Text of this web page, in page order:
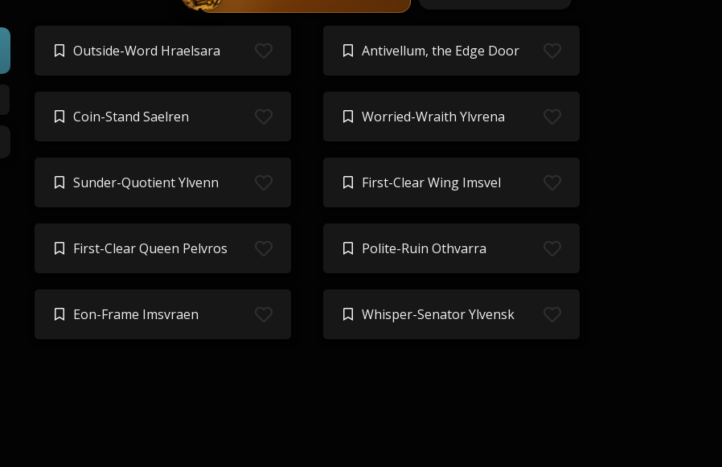
Outside-Word Hraelsara Antivellum, the Edge Door
Coin-Stand Saelren Worried-Wraith Ylvrena
Sunder-Quotient Ylvenn First-Clear Wing Imsvel
First-Clear Queen Pelvros Polite-Ruin Othvarra
Eon-Frame Imsvraen Whisper-Senator Ylvensk